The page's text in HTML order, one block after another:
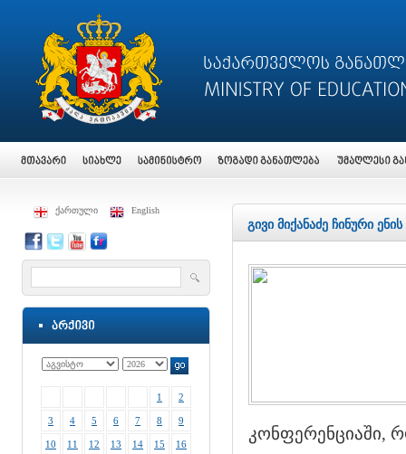
ქართული English
1 2
3 4 5 6 7 8 9
10 11 12 13 14 15 16
გივი მიქანაძე ჩინური
კონფერენციაში,